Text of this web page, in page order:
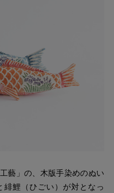
藝」の、木版手染めのぬい
緋鯉（ひごい）が対となっ